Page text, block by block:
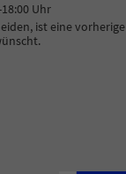
Uhr
ist eine vorherige